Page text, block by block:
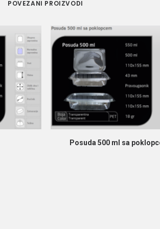
POVEZANI PROIZVODI
PROČITAJ VIŠE
Posuda 500 ml sa